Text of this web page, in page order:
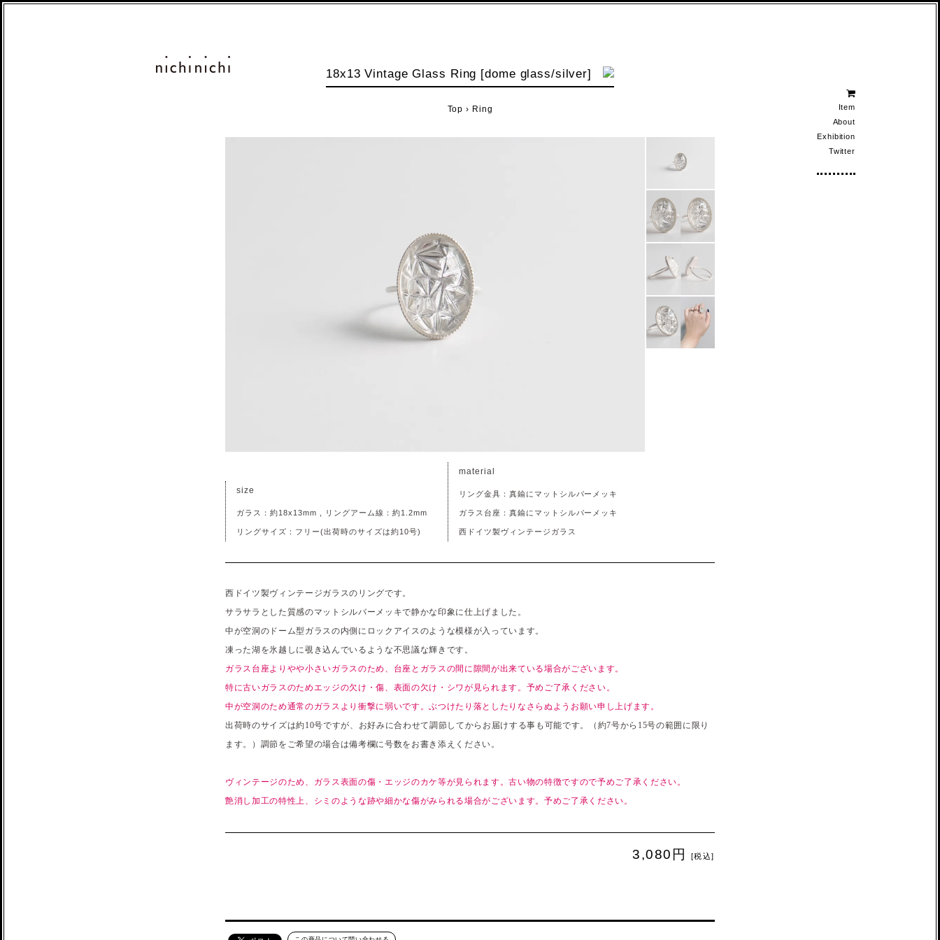
Item
About
Exhibition
Twitter
18x13 Vintage Glass Ring [dome glass/silver]
Top › Ring
size
ガラス：約18x13mm , リングアーム線：約1.2mm
リングサイズ：フリー(出荷時のサイズは約10号)
material
リング金具：真鍮にマットシルバーメッキ
ガラス台座：真鍮にマットシルバーメッキ
西ドイツ製ヴィンテージガラス
西ドイツ製ヴィンテージガラスのリングです。
サラサラとした質感のマットシルバーメッキで静かな印象に仕上げました。
中が空洞のドーム型ガラスの内側にロックアイスのような模様が入っています。
凍った湖を氷越しに覗き込んでいるような不思議な輝きです。
ガラス台座よりやや小さいガラスのため、台座とガラスの間に隙間が出来ている場合がございます。
特に古いガラスのためエッジの欠け・傷、表面の欠け・シワが見られます。予めご了承ください。
中が空洞のため通常のガラスより衝撃に弱いです。ぶつけたり落としたりなさらぬようお願い申し上げます。
出荷時のサイズは約10号ですが、お好みに合わせて調節してからお届けする事も可能です。（約7号から15号の範囲に限り
ます。）調節をご希望の場合は備考欄に号数をお書き添えください。
ヴィンテージのため、ガラス表面の傷・エッジのカケ等が見られます。古い物の特徴ですので予めご了承ください。
艶消し加工の特性上、シミのような跡や細かな傷がみられる場合がございます。予めご了承ください。
3,080円 [税込]